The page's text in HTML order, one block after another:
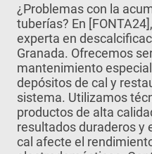
¿Problemas con la
tuberías? En
experta en
Granada. Ofrecemos
mantenimiento
depósitos de cal y
sistema. Utilizamos
productos de alta
resultados duraderos y
cal afecte el